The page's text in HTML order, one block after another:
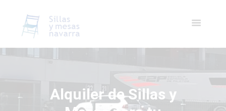
Alquiler de Sillas y